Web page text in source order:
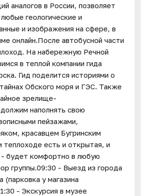
аналогов в России, позволяет
геологические и
и изображения на сфере, в
онлайн.После автобусной части
На набережную Речной
в теплой компании гида
Гид поделится историями о
Обского моря и ГЭС. Также
зрелище-
наполнять свою
пейзажами,
красавцем Бугринским
есть и открытая, и
- будет комфортно в любую
группы.09:30 - Выезд из города
у магазина
- Экскурсия в музее